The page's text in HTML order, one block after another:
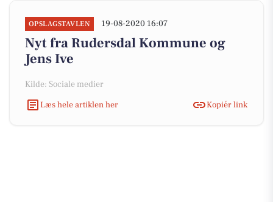
OPSLAGSTAVLEN 19-08-2020 16:07
Nyt fra Rudersdal Kommune og
Jens Ive
Kilde: Sociale medier
Læs hele artiklen her
Kopiér link